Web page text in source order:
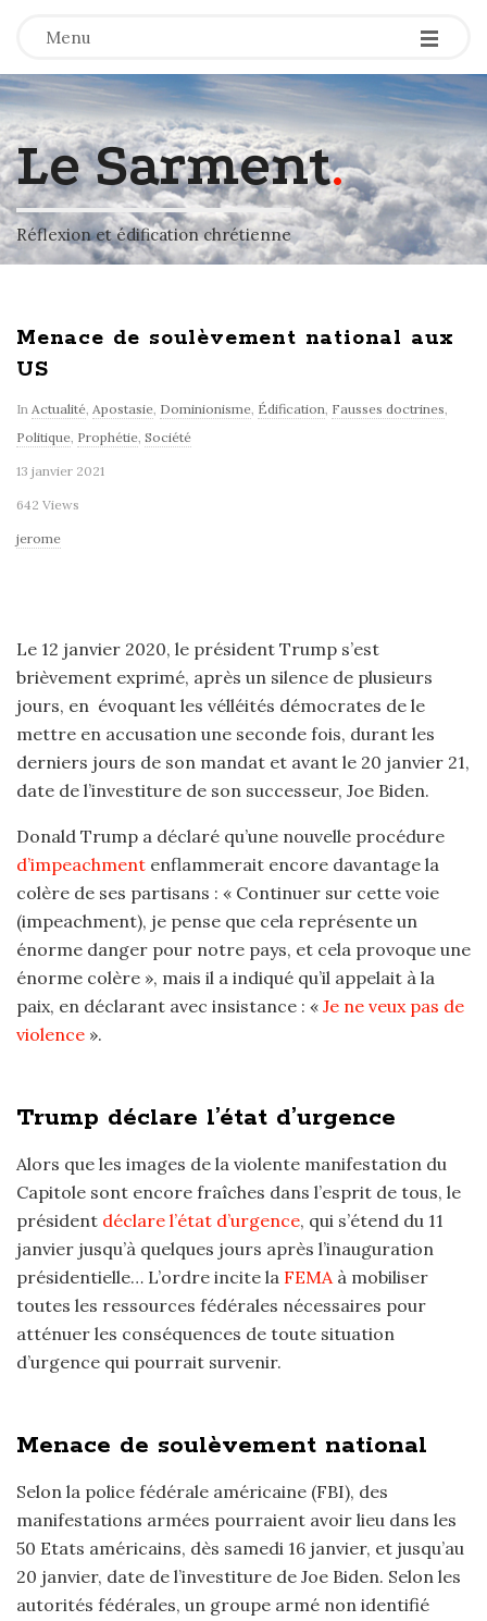
Menu -
-
-
Le Sarment.
Réflexion et édification chrétienne
Menace de soulèvement national aux
US
In Actualité, Apostasie, Dominionisme, Édification, Fausses doctrines,
Politique, Prophétie, Société
13 janvier 2021
642 Views
jerome
Le 12 janvier 2020, le président Trump s’est
brièvement exprimé, après un silence de plusieurs
jours, en évoquant les vélléités démocrates de le
mettre en accusation une seconde fois, durant les
derniers jours de son mandat et avant le 20 janvier 21,
date de l’investiture de son successeur, Joe Biden.
Donald Trump a déclaré qu’une nouvelle procédure
d’impeachment enflammerait encore davantage la
colère de ses partisans : « Continuer sur cette voie
(impeachment), je pense que cela représente un
énorme danger pour notre pays, et cela provoque une
énorme colère », mais il a indiqué qu’il appelait à la
paix, en déclarant avec insistance : « Je ne veux pas de
violence ».
Trump déclare l’état d’urgence
Alors que les images de la violente manifestation du
Capitole sont encore fraîches dans l’esprit de tous, le
président déclare l’état d’urgence, qui s’étend du 11
janvier jusqu’à quelques jours après l’inauguration
présidentielle… L’ordre incite la FEMAà mobiliser
toutes les ressources fédérales nécessaires pour
atténuer les conséquences de toute situation
d’urgence qui pourrait survenir.
Menace de soulèvement national
Selon la police fédérale américaine (FBI), des
manifestations armées pourraient avoir lieu dans les
50 Etats américains, dès samedi 16 janvier, et jusqu’au
20 janvier, date de l’investiture de Joe Biden. Selon les
autorités fédérales, un groupe armé non identifié